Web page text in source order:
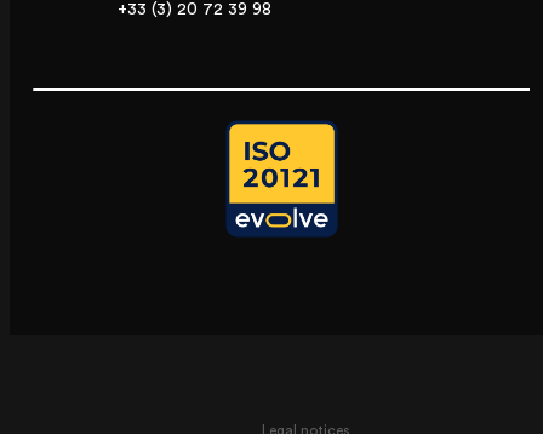
+33 (3) 20 72 39 98
Legal notices